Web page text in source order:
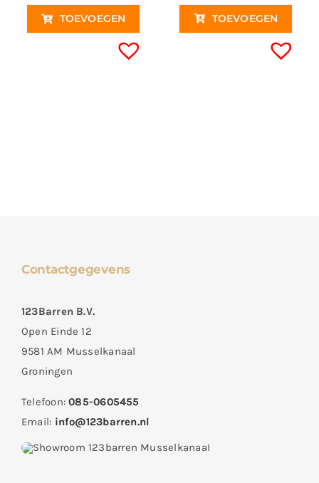
TOEVOEGEN TOEVOEGEN
Contactgegevens
123Barren B.V.
Open Einde 12
9581 AM Musselkanaal
Groningen
Telefoon:085-0605455
Email: info@123barren.nl